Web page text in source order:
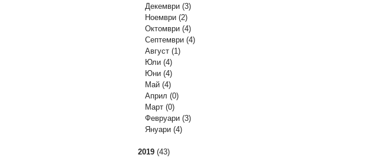
Декември (3)
Ноември (2)
Октомври (4)
Септември (4)
Август (1)
Юли (4)
Юни (4)
Май (4)
Април (0)
Март (0)
Февруари (3)
Януари (4)
2019 (43)